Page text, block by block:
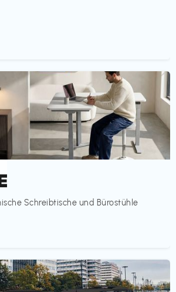
Schreibtische und Bürostühle